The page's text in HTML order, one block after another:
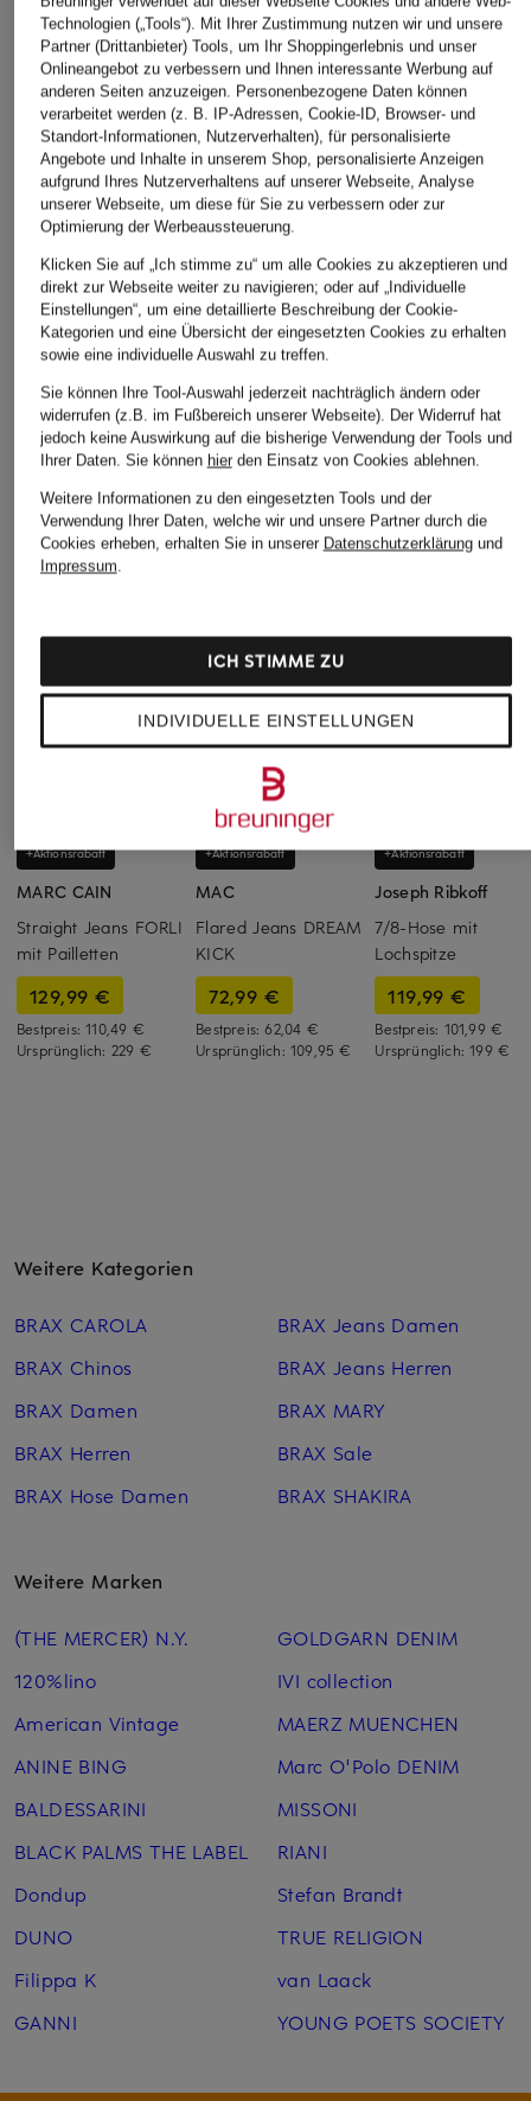
Bestpreis:72,24 €
Ursprünglich:129,95 €
Bestpreis:50,99 €
Ursprünglich:99,95 €
Ursprünglich:
ÄHNLICHE ARTIKEL ENTDECKEN
+Aktionsrabatt
MARC CAIN
Straight Jeans FORLI
mit Pailletten
129,99 €
Bestpreis:110,49 €
Ursprünglich: 229 €
+Aktionsrabatt
MAC
Flared Jeans DREAM
KICK
72,99 €
Bestpreis:62,04 €
Ursprünglich: 109,95 €
+Aktionsrabatt
Joseph Ribkoff
7/8-Hose mit
Lochspitze
119,99 €
Bestpreis: 101,99 €
Ursprünglich:199 €
Weitere Kategorien
BRAX CAROLA
BRAX Chinos
BRAX Damen
BRAX Herren
BRAX Hose Damen
BRAX Jeans Damen
BRAX Jeans Herren
BRAX MARY
BRAX Sale
BRAX SHAKIRA
Weitere Marken
(THE MERCER) N.Y.
120%lino
American Vintage
ANINE BING
BALDESSARINI
BLACK PALMS THE LABEL
Dondup
DUNO
Filippa K
GANNI
GOLDGARN DENIM
IVI collection
MAERZ MUENCHEN
Marc O'Polo DENIM
MISSONI
RIANI
Stefan Brandt
TRUE RELIGION
van Laack
YOUNG POETS SOCIETY
Technologien („Tools“). Mit Ihrer Zustimmung nutzen wir und unsere
Partner (Drittanbieter) Tools, um Ihr Shoppingerlebnis und unser
Onlineangebot zu verbessern und Ihnen interessante Werbung auf
anderen Seiten anzuzeigen. Personenbezogene Daten können
verarbeitet werden (z. B. IP-Adressen, Cookie-ID, Browser- und
Standort-Informationen, Nutzerverhalten), für personalisierte
Angebote und Inhalte in unserem Shop, personalisierte Anzeigen
aufgrund Ihres Nutzerverhaltens auf unserer Webseite, Analyse
unserer Webseite, um diese für Sie zu verbessern oder zur
Optimierung der Werbeaussteuerung.
Klicken Sie auf „Ich stimme zu“ um alle Cookies zu akzeptieren und
direkt zur Webseite weiter zu navigieren; oder auf „Individuelle
Einstellungen“, um eine detaillierte Beschreibung der Cookie-
Kategorien und eine Übersicht der eingesetzten Cookies zu erhalten
sowie eine individuelle Auswahl zu treffen.
Sie können Ihre Tool-Auswahl jederzeit nachträglich ändern oder
widerrufen (z.B. im Fußbereich unserer Webseite). Der Widerruf hat
jedoch keine Auswirkung auf die bisherige Verwendung der Tools und
Ihrer Daten. Sie können hierden Einsatz von Cookies ablehnen.
Weitere Informationen zu den eingesetzten Tools und der
Verwendung Ihrer Daten, welche wir und unsere Partner durch die
Cookies erheben, erhalten Sie in unserer Datenschutzerklärungund
Impressum.
INDIVIDUELLE EINSTELLUNGEN
ICH STIMME ZU